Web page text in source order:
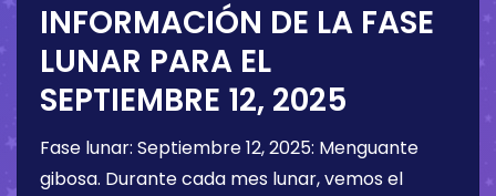
INFORMACIÓN DE LA FASE
LUNAR PARA EL
SEPTIEMBRE 12, 2025
Fase lunar: Septiembre 12, 2025: Menguante
gibosa. Durante cada mes lunar, vemos el